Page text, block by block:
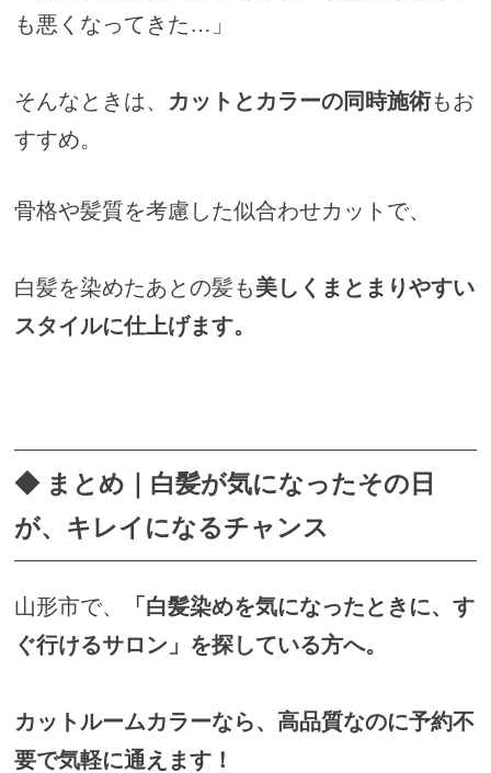
も悪くなってきた…」
そんなときは、 カットとカラーの同時施術もお
すすめ。
骨格や髪質を考慮した似合わせカットで、
白髪を染めたあとの髪も美しくまとまりやすい
スタイルに仕上げます。
◆ まとめ｜白髪が気になったその日
が、キレイになるチャンス
山形市で、
「白髪染めを気になったときに、す
ぐ行けるサロン」を探している方へ。
カットルームカラーなら、高品質なのに予約不
要で気軽に通えます！